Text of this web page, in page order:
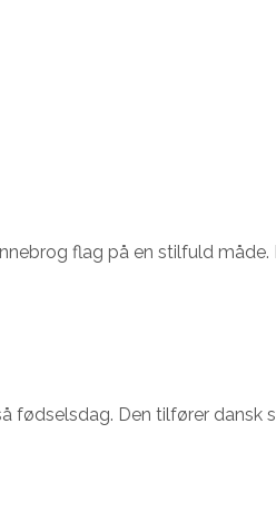
flag på en stilfuld
Den tilfører